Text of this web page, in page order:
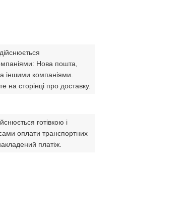
Нова пошта,
іншими компаніями.
на сторінці про доставку.
готівкою і
оплати транспортних
платіж.